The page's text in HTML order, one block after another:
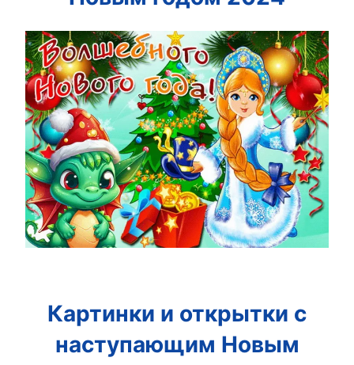
Картинки и открытки с
наступающим Новым